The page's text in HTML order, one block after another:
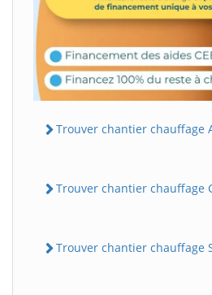
Trouver chantier chauffage
Trouver chantier chauffage
Trouver chantier chauffage